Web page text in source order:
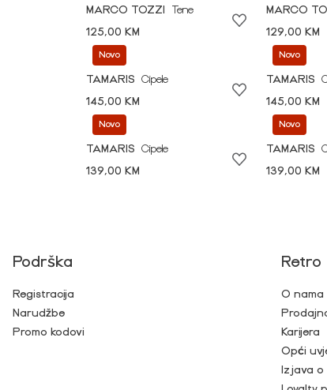
MARCO TOZZI
Tene
125,00 KM
MARCO
129,00 KM
Novo
TAMARIS
Cipele
145,00 KM
Novo
TAMARIS
145,00 KM
Novo
TAMARIS
Cipele
139,00 KM
Novo
TAMARIS
139,00 KM
Podrška
Registracija
Narudžbe
Promo kodovi
Retro
O nama
Karijera
Opći
Izjava